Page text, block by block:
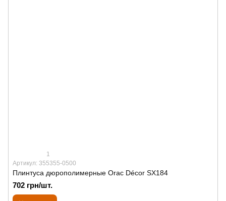
1
Артикул: 355355-0500
Плинтуса дюрополимерные Orac Décor SX184
702 грн/шт.